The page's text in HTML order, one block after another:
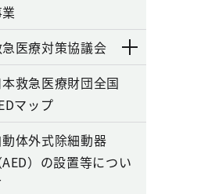
医療対策協議会
本救急医療財団全国
マップ
動体外式除細動器
AED）の設置等につい